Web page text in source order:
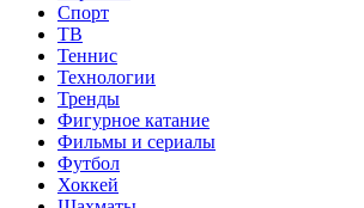
Спорт
ТВ
Теннис
Технологии
Тренды
Фигурное катание
Фильмы и сериалы
Футбол
Хоккей